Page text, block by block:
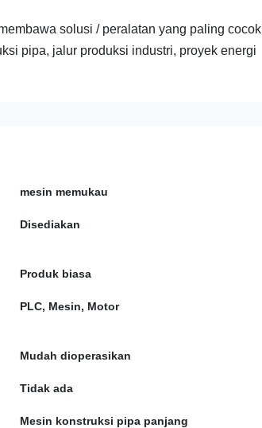
solusi / peralatan yang paling cocok
pipa, jalur produksi industri, proyek energi
mesin memukau
Disediakan
Produk biasa
PLC, Mesin, Motor
Mudah dioperasikan
Tidak ada
Mesin konstruksi pipa panjang